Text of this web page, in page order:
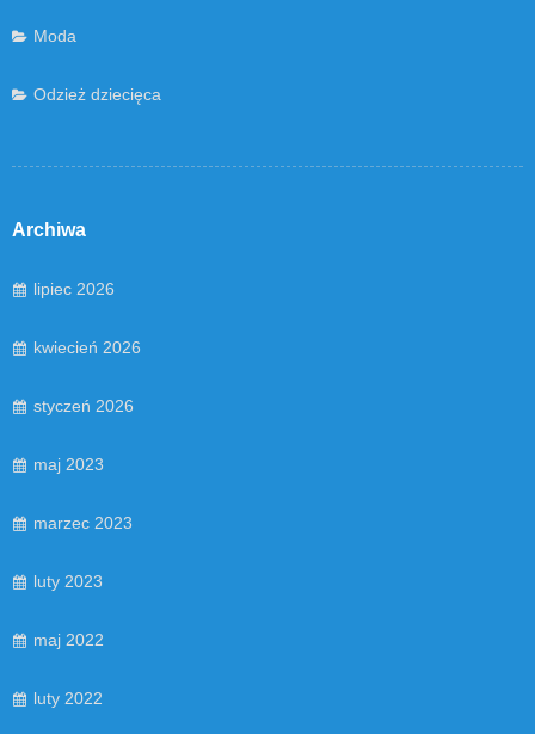
Moda
Odzież dziecięca
Archiwa
lipiec 2026
kwiecień 2026
styczeń 2026
maj 2023
marzec 2023
luty 2023
maj 2022
luty 2022